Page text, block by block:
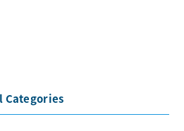
Categories